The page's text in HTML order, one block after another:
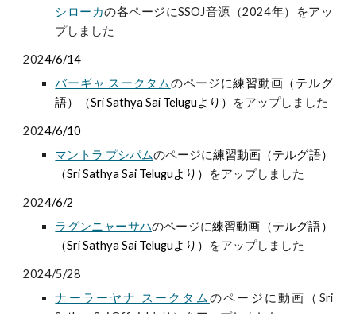
シローカの各ページにSSOJ音源（2024年）をアッ
プしました
2024/6/14
バーギャ スークタムのページに練習動画（テルグ
語）（Sri Sathya Sai Teluguより） をアップしました
2024/6/10
マントラ プシパムのページに練習動画（テルグ語）
（Sri Sathya Sai Teluguより） をアップしました
2024/6/2
ラグンニャーサハのページに練習動画（テルグ語）
（Sri Sathya Sai Teluguより） をアップしました
2024/5/28
ナーラーヤナ スークタム のページに動画（Sri